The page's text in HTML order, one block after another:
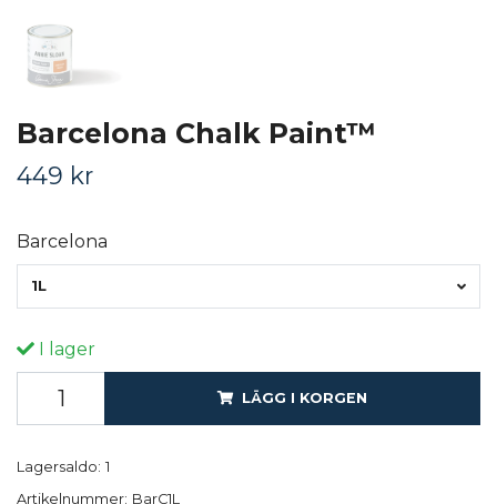
Barcelona Chalk Paint™
449 kr
Barcelona
1L
I lager
LÄGG I KORGEN
Lagersaldo: 1
Artikelnummer: BarC1L